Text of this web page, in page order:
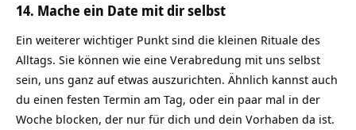
14. Mache ein Date mit dir selbst
Ein weiterer wichtiger Punkt sind die kleinen Rituale des
Alltags. Sie können wie eine Verabredung mit uns selbst
sein, uns ganz auf etwas auszurichten. Ähnlich kannst auch
du einen festen Termin am Tag, oder ein paar mal in der
Woche blocken, der nur für dich und dein Vorhaben da ist.